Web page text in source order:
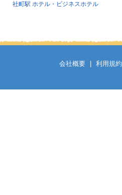
社町駅 ホテル・ビジネスホテル
会社概要 利用規約